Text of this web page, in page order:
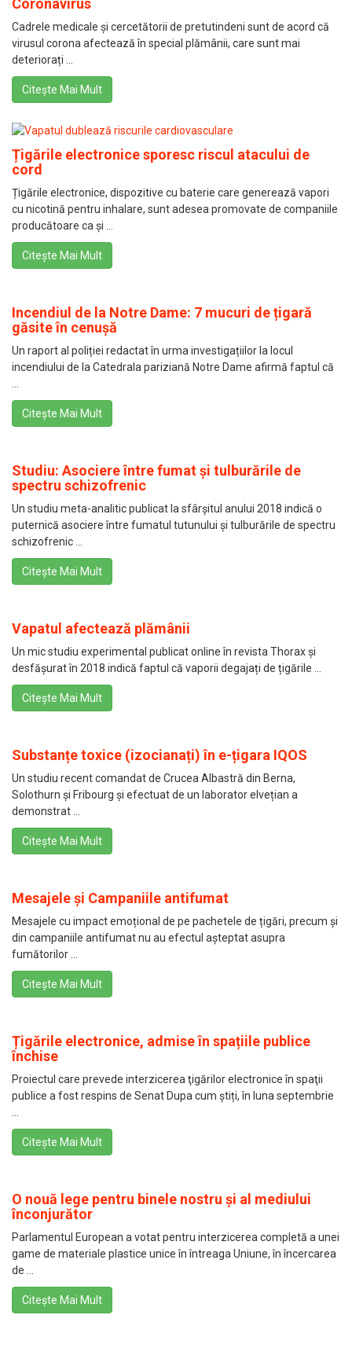
Coronavirus
Cadrele medicale și cercetătorii de pretutindeni sunt de acord că
virusul corona afectează în special plămânii, care sunt mai
deteriorați ...
Citește Mai Mult
Țigările electronice sporesc riscul atacului de
cord
Țigările electronice, dispozitive cu baterie care generează vapori
cu nicotină pentru inhalare, sunt adesea promovate de companiile
producătoare ca și ...
Citește Mai Mult
Incendiul de la Notre Dame: 7 mucuri de țigară
găsite în cenușă
Un raport al poliției redactat în urma investigațiilor la locul
incendiului de la Catedrala pariziană Notre Dame afirmă faptul că
...
Citește Mai Mult
Studiu: Asociere între fumat și tulburările de
spectru schizofrenic
Un studiu meta-analitic publicat la sfârșitul anului 2018 indică o
puternică asociere între fumatul tutunului și tulburările de spectru
schizofrenic ...
Citește Mai Mult
Vapatul afectează plămânii
Un mic studiu experimental publicat online în revista Thorax și
desfășurat în 2018 indică faptul că vaporii degajați de țigările ...
Citește Mai Mult
Substanțe toxice (izocianați) în e-țigara IQOS
Un studiu recent comandat de Crucea Albastră din Berna,
Solothurn și Fribourg și efectuat de un laborator elvețian a
demonstrat ...
Citește Mai Mult
Mesajele și Campaniile antifumat
Mesajele cu impact emoțional de pe pachetele de țigări, precum și
din campaniile antifumat nu au efectul așteptat asupra
fumătorilor ...
Citește Mai Mult
Țigările electronice, admise în spațiile publice
închise
Proiectul care prevede interzicerea ţigărilor electronice în spaţii
publice a fost respins de Senat Dupa cum știți, în luna septembrie
...
Citește Mai Mult
O nouă lege pentru binele nostru și al mediului
înconjurător
Parlamentul European a votat pentru interzicerea completă a unei
game de materiale plastice unice în întreaga Uniune, în încercarea
de ...
Citește Mai Mult